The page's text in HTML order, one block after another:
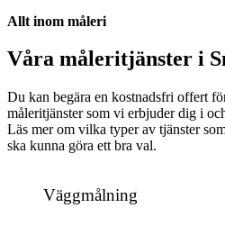
Allt inom måleri
Våra måleritjänster i
Du kan begära en kostnadsfri offert
måleritjänster som vi erbjuder dig i
Läs mer om vilka typer av tjänster
ska kunna göra ett bra val.
Väggmålning